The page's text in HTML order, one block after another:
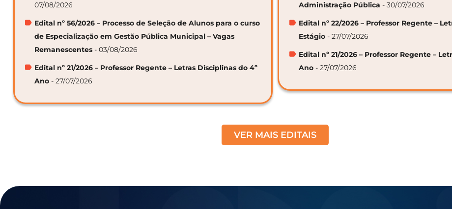
07/08/2026
Edital nº 56/2026 – Processo de Seleção de Alunos para o curso
de Especialização em Gestão Pública Municipal – Vagas
Remanescentes - 03/08/2026
Edital nº 21/2026 – Professor Regente – Letras Disciplinas do 4º
Ano - 27/07/2026
Administração Pública - 30/07/2026
Edital nº 22/2026 – Professor Regente –
Estágio - 27/07/2026
Edital nº 21/2026 – Professor Regente –
Ano - 27/07/2026
VER MAIS EDITAIS